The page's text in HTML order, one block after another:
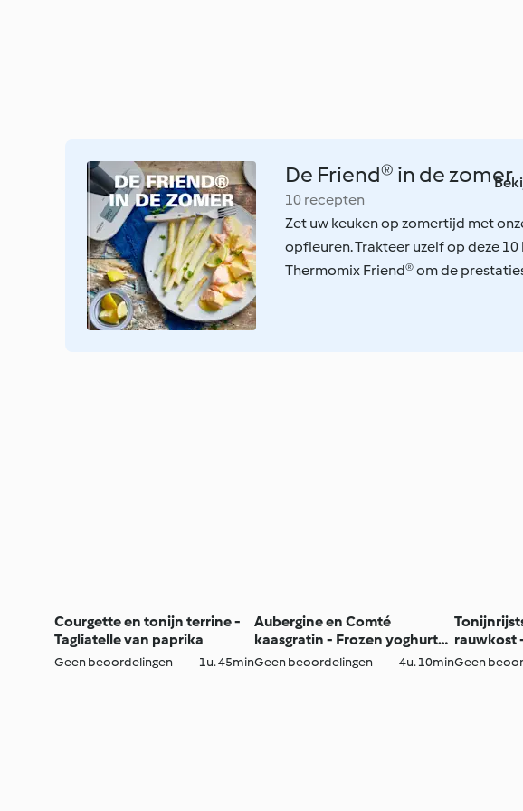
De Friend® in de zomer
10 recepten
Zet uw keuken op zomertijd met
opfleuren. Trakteer uzelf op deze
Thermomix Friend® om de
Courgette en tonijn terrine -
Tagliatelle van paprika
Geen beoordelingen 1u. 45min
Aubergine en Comté
kaasgratin - Frozen yoghurt
met aardbeien en basilicum
Geen beoordelingen 4u. 10min
rauwkost
Geen